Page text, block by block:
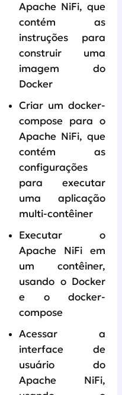
Apache NiFi, que
contém as
instruções para
construir uma
imagem do
Docker
Criar um docker-
compose para o
Apache NiFi, que
contém as
configurações
para executar
uma aplicação
multi-contêiner
Executar o
Apache NiFi em
um contêiner,
usando o Docker
e o docker-
compose
Acessar a
interface de
usuário do
Apache NiFi,